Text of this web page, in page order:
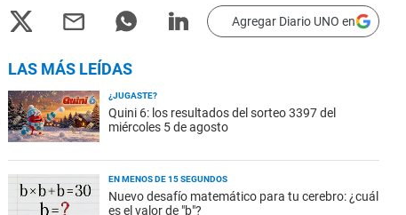
Agregar Diario UNO en
LAS MÁS LEÍDAS
¿JUGASTE?
Quini 6: los resultados del sorteo 3397 del
miércoles 5 de agosto
EN MENOS DE 15 SEGUNDOS
Nuevo desafío matemático para tu cerebro: ¿cuál
es el valor de "b"?